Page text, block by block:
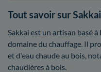
Tout savoir sur Sakkai
Sakkai est un artisan basé
domaine du chauffage. Il
et d'eau chaude au bois,
chaudières à bois.